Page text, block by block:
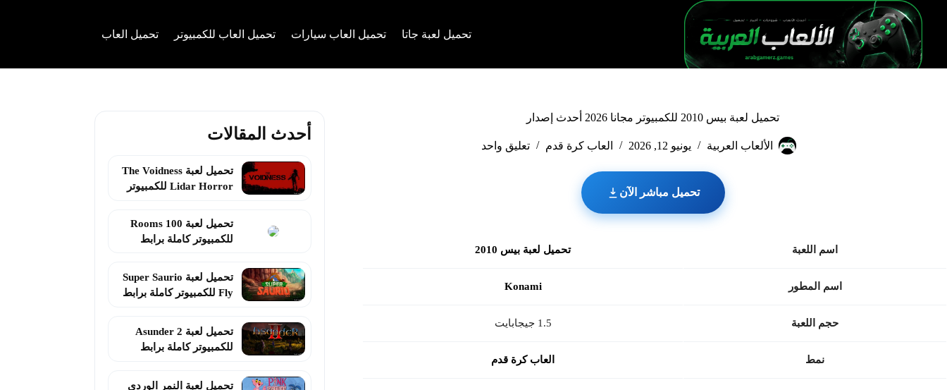
التجاوز
المحتوى
تحميل لعبة جاتا تحميل العاب سيارات تحميل العاب للكمبيوتر تحميل العاب
تحميل لعبة بيس 2010 للكمبيوتر مجانا 2026 أحدث إصدار
الألعاب العربية يونيو 12, 2026 العاب كرة قدم تعليق واحد
تحميل مباشر الآن
اسم اللعبة تحميل لعبة بيس 2010
اسم المطور Konami
حجم اللعبة 1.5 جيجابايت
نمط العاب كرة قدم
أحدث المقالات
تحميل لعبة The Voidness
Lidar Horror للكمبيوتر
تحميل لعبة 100 Rooms
للكمبيوتر كاملة برابط
تحميل لعبة Super Saurio
Fly للكمبيوتر كاملة برابط
تحميل لعبة Asunder 2
للكمبيوتر كاملة برابط
تحميل لعبة النمر الوردي